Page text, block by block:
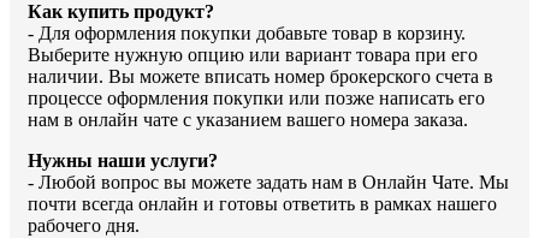
Как купить продукт?
- Для оформления покупки добавьте товар в корзину.
Выберите нужную опцию или вариант товара при его
наличии. Вы можете вписать номер брокерского счета в
процессе оформления покупки или позже написать его
нам в онлайн чате с указанием вашего номера заказа.
Нужны наши услуги?
- Любой вопрос вы можете задать нам в Онлайн Чате. Мы
почти всегда онлайн и готовы ответить в рамках нашего
рабочего дня.